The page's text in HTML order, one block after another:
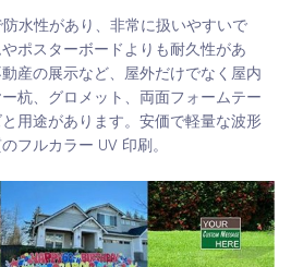
水性があり、非常に扱いやすいで
ポスターボードよりも耐久性があ
産の展示など、屋外だけでなく屋内
杭、グロメット、両面フォームテー
用途があります。安価で軽量な波形
フルカラー UV 印刷。